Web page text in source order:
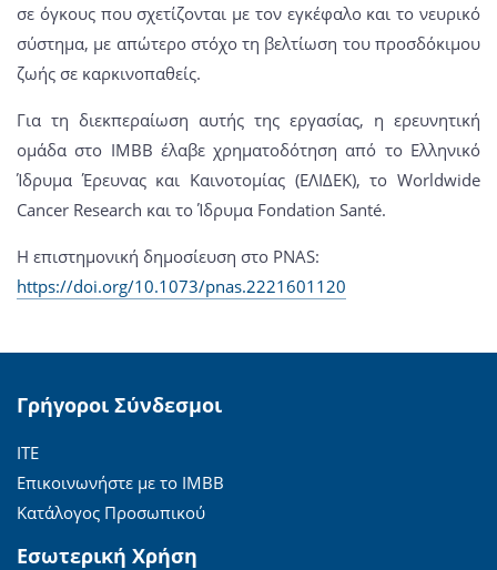
σε όγκους που σχετίζονται με τον εγκέφαλο και το νευρικό
σύστημα, με απώτερο στόχο τη βελτίωση του προσδόκιμου
ζωής σε καρκινοπαθείς.
Για τη διεκπεραίωση αυτής της εργασίας, η ερευνητική
ομάδα στο ΙΜΒΒ έλαβε χρηματοδότηση από το Ελληνικό
Ίδρυμα Έρευνας και Καινοτομίας (ΕΛΙΔΕΚ), το Worldwide
Cancer Research και το Ίδρυμα Fondation Santé.
Η επιστημονική δημοσίευση στο PNAS:
https://doi.org/10.1073/pnas.2221601120
Γρήγοροι Σύνδεσμοι
ΙΤΕ
Επικοινωνήστε με το ΙΜΒΒ
Κατάλογος Προσωπικού
Εσωτερική Χρήση